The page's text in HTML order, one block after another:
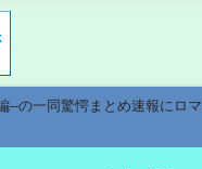
の一同驚愕まとめ速報にロ